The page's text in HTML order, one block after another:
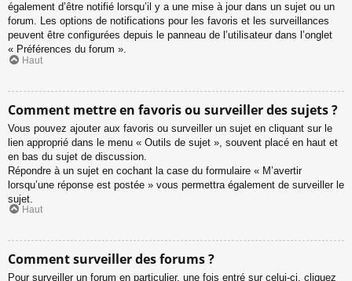
également d’être notifié lorsqu’il y a une mise à jour dans un sujet ou un
forum. Les options de notifications pour les favoris et les surveillances
peuvent être configurées depuis le panneau de l’utilisateur dans l’onglet
« Préférences du forum ».
Haut
Comment mettre en favoris ou surveiller des sujets ?
Vous pouvez ajouter aux favoris ou surveiller un sujet en cliquant sur le
lien approprié dans le menu « Outils de sujet », souvent placé en haut et
en bas du sujet de discussion.
Répondre à un sujet en cochant la case du formulaire « M’avertir
lorsqu’une réponse est postée » vous permettra également de surveiller le
sujet.
Haut
Comment surveiller des forums ?
Pour surveiller un forum en particulier, une fois entré sur celui-ci, cliquez